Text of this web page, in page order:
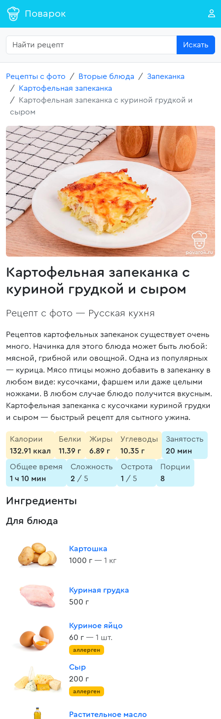
Поварок
Искать
Рецепты с фото Вторые блюда
Запеканка
Картофельная запеканка
Картофельная запеканка с куриной грудкой и
сыром
Картофельная запеканка с
куриной грудкой и сыром
Рецепт с фото — Русская кухня
Рецептов картофельных запеканок существует очень
много. Начинка для этого блюда может быть любой:
мясной, грибной или овощной. Одна из популярных
— курица. Мясо птицы можно добавить в запеканку в
любом виде: кусочками, фаршем или даже целыми
ножками. В любом случае блюдо получится вкусным.
Картофельная запеканка с кусочками куриной грудки
и сыром — быстрый рецепт для сытного ужина.
Калории
132.91 ккал
Белки
11.39 г
Жиры
6.89 г
Углеводы
10.35 г
Занятость
20 мин
Общее время
1 ч 10 мин
Сложность
2 / 5
Острота
1 / 5
Порции
8
Ингредиенты
Для блюда
Картошка
1000 г — 1 кг
Куриная грудка
500 г
Куриное яйцо
60 г — 1 шт.
аллерген
Сыр
200 г
аллерген
Растительное масло